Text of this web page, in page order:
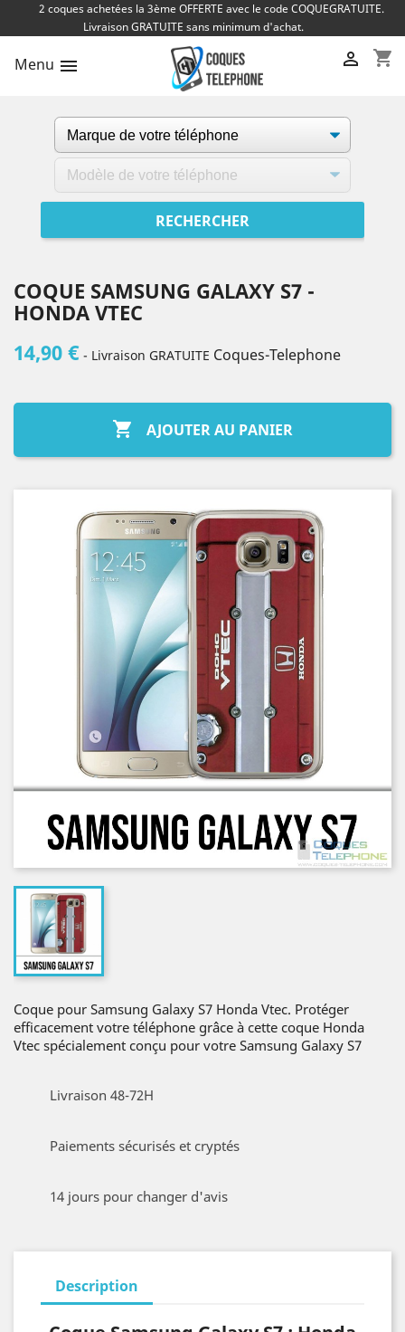
2 coques achetées la 3ème OFFERTE avec le code COQUEGRATUITE.
Livraison GRATUITE sans minimum d'achat.
Menu  shopping_cart

COQUE SAMSUNG GALAXY S7 -
HONDA VTEC
14,90 € - Livraison GRATUITE Coques-Telephone
 AJOUTER AU PANIER
Coque pour Samsung Galaxy S7 Honda Vtec. Protéger
efficacement votre téléphone grâce à cette coque Honda
Vtec spécialement conçu pour votre Samsung Galaxy S7
Livraison 48-72H
Paiements sécurisés et cryptés
14 jours pour changer d'avis
Description